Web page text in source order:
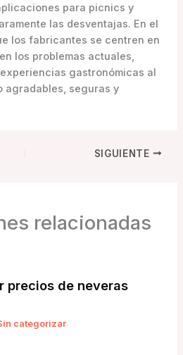
para picnics y
las desventajas. En el
los fabricantes se centren en
los problemas actuales,
gastronómicas al
agradables, seguras y
SIGUIENTE
relacionadas
precios de neveras
categorizar